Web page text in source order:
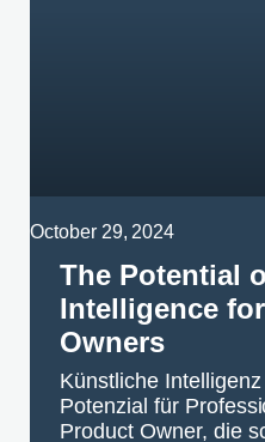
The Potential
Intelligence
Owners
Künstliche
Potenzial für
Product Owner, die
October 29, 2024